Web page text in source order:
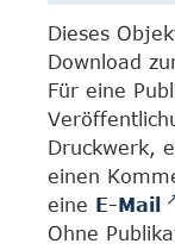
Dieses
Download
Für eine
Druckwerk,
einen
eine E-Mail
Ohne